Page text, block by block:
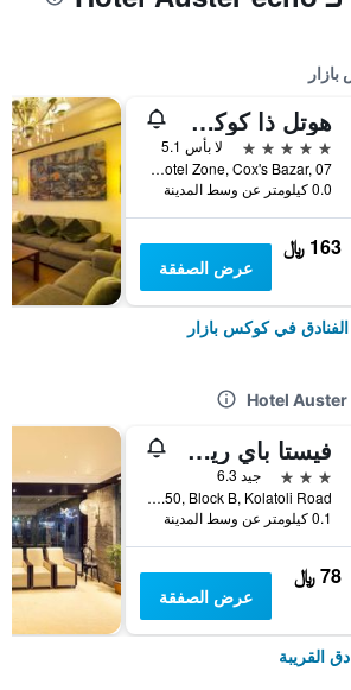
هوتل ذا كوكس توداي
5 نجوم
لا بأس 5.1
Hotel Motel Zone, Cox's Bazar, 07, كوكس بازار, بنغلاديش
0.0 كيلومتر عن وسط المدينة
163 ﷼
عرض الصفقة
في كوكس بازار
فيستا باي ريزورت
3 نجوم
جيد 6.3
Plot No.50, Block B, Kolatoli Road, كوكس بازار, بنغلاديش
0.1 كيلومتر عن وسط المدينة
78 ﷼
عرض الصفقة
القريبة